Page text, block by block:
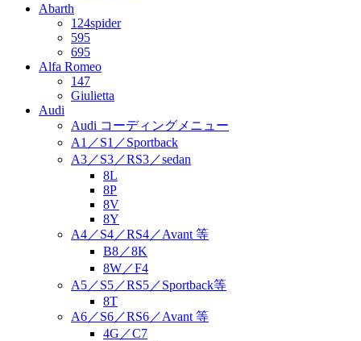
Abarth
124spider
595
695
Alfa Romeo
147
Giulietta
Audi
Audi コーディングメニュー
A1／S1／Sportback
A3／S3／RS3／sedan
8L
8P
8V
8Y
A4／S4／RS4／Avant 等
B8／8K
8W／F4
A5／S5／RS5／Sportback等
8T
A6／S6／RS6／Avant 等
4G／C7